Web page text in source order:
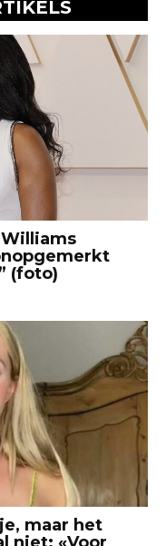
Williams
(foto)
maar het